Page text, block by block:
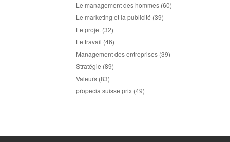
Le management des hommes (60)
Le marketing et la publicité (39)
Le projet (32)
Le travail (46)
Management des entreprises (39)
Stratégie (89)
Valeurs (83)
propecia suisse prix (49)